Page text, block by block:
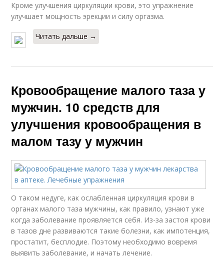
Кроме улучшения циркуляции крови, это упражнение
улучшает мощность эрекции и силу оргазма.
Читать дальше →
Кровообращение малого таза у
мужчин. 10 средств для
улучшения кровообращения в
малом тазу у мужчин
О таком недуге, как ослабленная циркуляция крови в
органах малого таза мужчины, как правило, узнают уже
когда заболевание проявляется себя. Из-за застоя крови
в тазов дне развиваются такие болезни, как импотенция,
простатит, бесплодие. Поэтому необходимо вовремя
выявить заболевание, и начать лечение.